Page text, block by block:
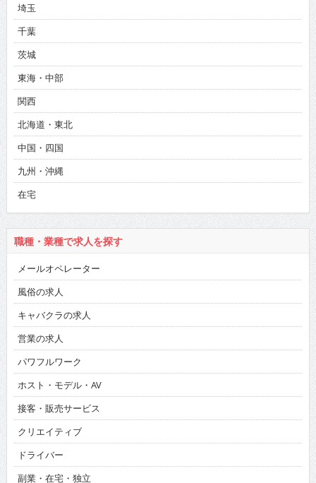
埼玉
千葉
茨城
東海・中部
関西
北海道・東北
中国・四国
九州・沖縄
在宅
職種・業種で求人を探す
メールオペレーター
風俗の求人
キャバクラの求人
営業の求人
パワフルワーク
ホスト・モデル・AV
接客・販売サービス
クリエイティブ
ドライバー
副業・在宅・独立